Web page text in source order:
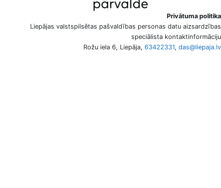
Privātuma politika
Liepājas valstspilsētas pašvaldības personas datu aizsardzības
speciālista kontaktinformāciju
Rožu iela 6, Liepāja, 63422331, das@liepaja.lv